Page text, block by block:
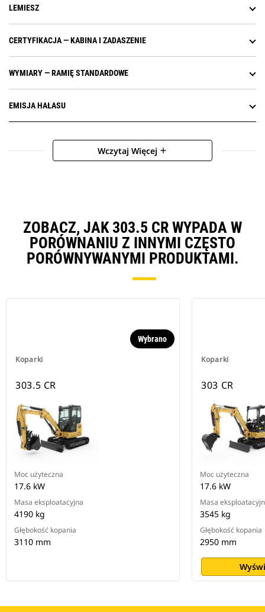
LEMIESZ
CERTYFIKACJA — KABINA I ZADASZENIE
WYMIARY — RAMIĘ STANDARDOWE
EMISJA HAŁASU
Wczytaj Więcej add
ZOBACZ, JAK 303.5 CR WYPADA W
PORÓWNANIU Z INNYMI CZĘSTO
PORÓWNYWANYMI PRODUKTAMI.
Koparki
Wybrano
303.5 CR
Moc użyteczna
17.6 kW
Masa eksploatacyjna
4190 kg
Głębokość kopania
3110 mm
Koparki
303 CR
Moc użyteczna
17.6 kW
Masa
3545 kg
Głębokość kopania
2950 mm